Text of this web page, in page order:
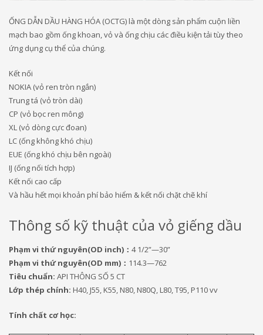
ỐNG DẪN DẦU HÀNG HÓA (OCTG) là một dòng sản phẩm cuộn liền
mạch bao gồm ống khoan, vỏ và ống chịu các điều kiện tải tùy theo
ứng dụng cụ thể của chúng.
Kết nối
NOKIA (vỏ ren tròn ngắn)
Trung tá (vỏ tròn dài)
CP (vỏ bọc ren mông)
XL (vỏ dòng cực đoan)
LC (ống không khó chịu)
EUE (ống khó chịu bên ngoài)
IJ (ống nối tích hợp)
Kết nối cao cấp
Và hầu hết mọi khoản phí bảo hiểm & kết nối chặt chẽ khí
Thông số kỹ thuật của vỏ giếng dầu
Phạm vi thứ nguyên(OD inch)： 4 1/2”—30”
Phạm vi thứ nguyên(OD mm)： 114.3—762
Tiêu chuẩn: API THÔNG SỐ 5 CT
Lớp thép chính: H40, J55, K55, N80, N80Q, L80, T95, P110 vv
Tính chất cơ học: